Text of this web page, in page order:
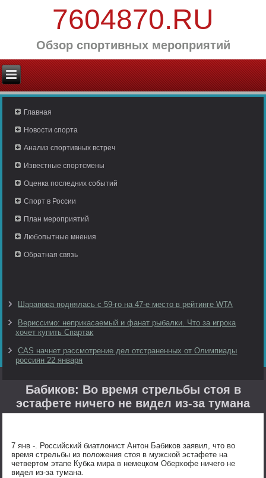
7604870.RU
Обзор спортивных мероприятий
Главная
Новости спорта
Анализ спортивных встреч
Известные спортсмены
Оценка последних событий
Спорт в России
План мероприятий
Любопытные мнения
Обратная связь
Шарапова поднялась с 59-го на 47-е место в рейтинге WTA
Вериссимо: неприкасаемый и фанат рыбалки. Что за игрока
хочет купить Спартак
CAS начнет рассмотрение дел отстраненных от Олимпиады
россиян 22 января
Бабиков: Во время стрельбы стоя в
эстафете ничего не видел из-за тумана
7 янв -. Российский биатлонист Антон Бабиков заявил, что во
время стрельбы из положения стоя в мужской эстафете на
четвертом этапе Кубка мира в немецком Оберхофе ничего не
видел из-за тумана.